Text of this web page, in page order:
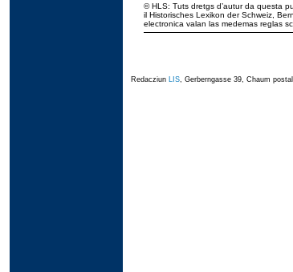
© HLS: Tuts dretgs d’autur da questa
il Historisches Lexikon der Schweiz,
electronica valan las medemas reglas
Redacziun LIS, Gerberngasse 39, Chaum